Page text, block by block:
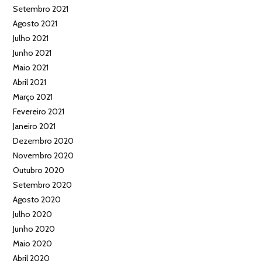
Setembro 2021
Agosto 2021
Julho 2021
Junho 2021
Maio 2021
Abril 2021
Março 2021
Fevereiro 2021
Janeiro 2021
Dezembro 2020
Novembro 2020
Outubro 2020
Setembro 2020
Agosto 2020
Julho 2020
Junho 2020
Maio 2020
Abril 2020